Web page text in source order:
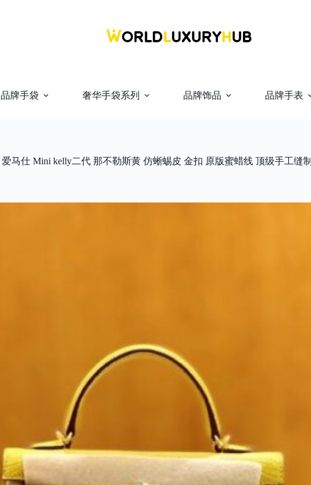
品牌手袋 奢华手袋系列 品牌饰品 品牌手表
爱马仕 Mini kelly二代 那不勒斯黄 仿蜥蜴皮 金扣 原版蜜蜡线 顶级手工缝制